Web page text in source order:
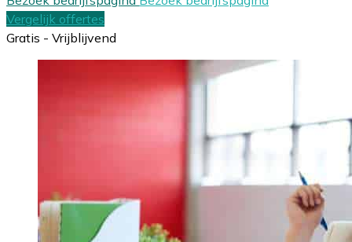
Vergelijk offertes
Gratis - Vrijblijvend